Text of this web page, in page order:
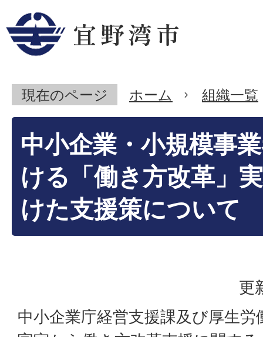
現在のページ ホーム 組織一覧
中小企業・小規模事
ける「働き方改革」
けた支援策について
更
中小企業庁経営支援課及び厚生